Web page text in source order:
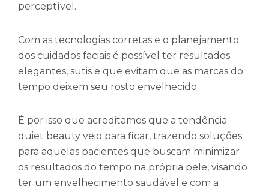
perceptível.
Com as tecnologias corretas e o planejamento
dos cuidados faciais é possível ter resultados
elegantes, sutis e que evitam que as marcas do
tempo deixem seu rosto envelhecido.
É por isso que acreditamos que a tendência
quiet beauty veio para ficar, trazendo soluções
para aquelas pacientes que buscam minimizar
os resultados do tempo na própria pele, visando
ter um envelhecimento saudável e com a